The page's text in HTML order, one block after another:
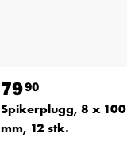
7990
Spikerplugg, 8 x 100
mm, 12 stk.